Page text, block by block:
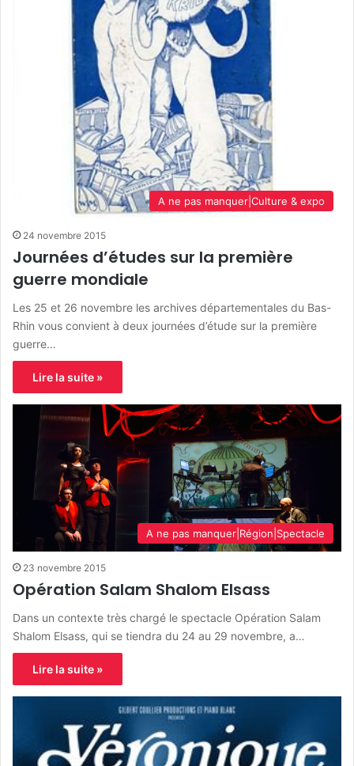
A ne pas manquer|Culture & expo
24 novembre 2015
Journées d’études sur la première
guerre mondiale
Les 25 et 26 novembre les archives départementales du Bas-
Rhin vous convient à deux journées d’étude sur la première
guerre…
Lire la suite »
A ne pas manquer|Région|Spectacle
23 novembre 2015
Opération Salam Shalom Elsass
Dans un contexte très chargé le spectacle Opération Salam
Shalom Elsass, qui se tiendra du 24 au 29 novembre, a…
Lire la suite »